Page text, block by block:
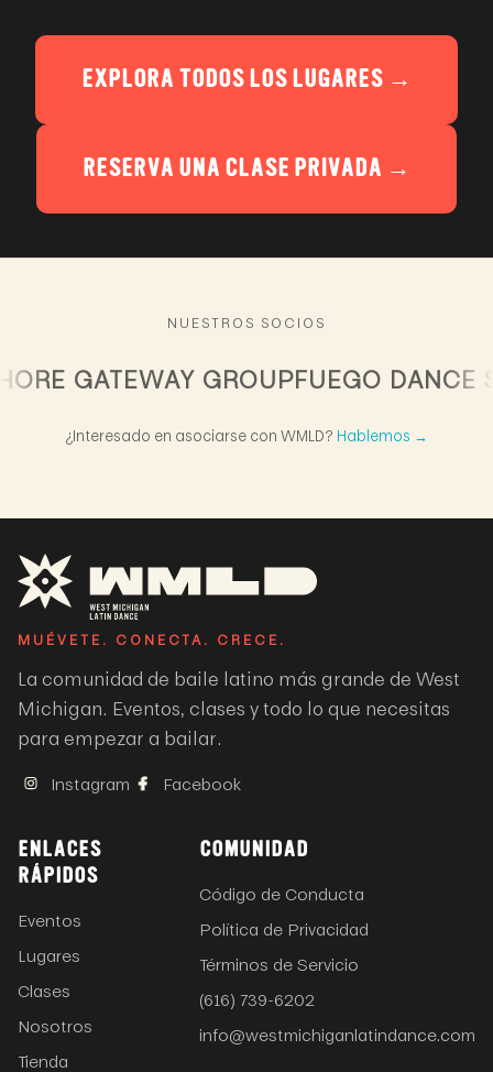
EXPLORA TODOS LOS LUGARES →
RESERVA UNA CLASE PRIVADA →
NUESTROS SOCIOS
GATEWAY GROUPFUEGO DANCE
¿Interesado en asociarse con WMLD? Hablemos →
MUÉVETE. CONECTA. CRECE.
La comunidad de baile latino más grande de West
Michigan. Eventos, clases y todo lo que necesitas
para empezar a bailar.
Instagram Facebook
ENLACES
RÁPIDOS
Eventos
Lugares
Clases
Nosotros
Tienda
COMUNIDAD
Código de Conducta
Política de Privacidad
Términos de Servicio
(616) 739-6202
info@westmichiganlatindance.com